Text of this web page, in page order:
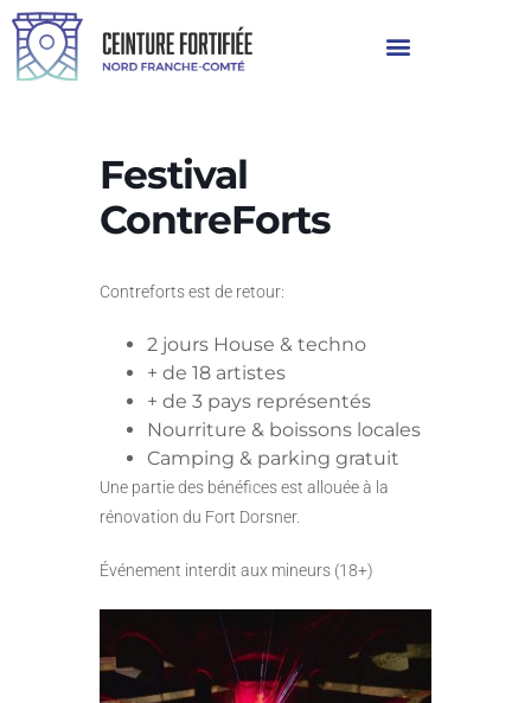
Festival
ContreForts
Contreforts est de retour:
2 jours House & techno
+ de 18 artistes
+ de 3 pays représentés
Nourriture & boissons locales
Camping & parking gratuit
Une partie des bénéfices est allouée à la
rénovation du Fort Dorsner.
Événement interdit aux mineurs (18+)